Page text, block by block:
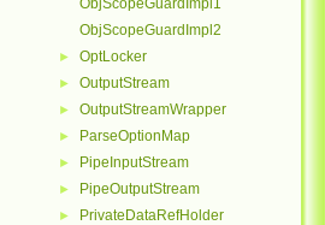
ObjScopeGuardImpl1
ObjScopeGuardImpl2
► OptLocker
► OutputStream
► OutputStreamWrapper
► ParseOptionMap
► PipeInputStream
► PipeOutputStream
► PrivateDataRefHolder